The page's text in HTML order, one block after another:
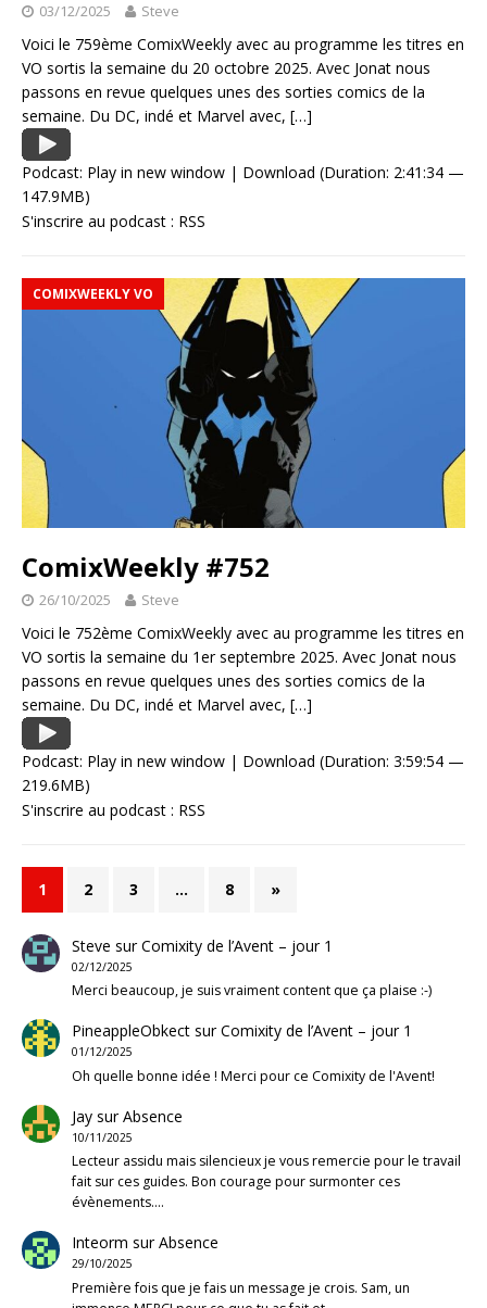
03/12/2025 Steve
Voici le 759ème ComixWeekly avec au programme les titres en
VO sortis la semaine du 20 octobre 2025. Avec Jonat nous
passons en revue quelques unes des sorties comics de la
semaine. Du DC, indé et Marvel avec, […]
Podcast: Play in new window | Download (Duration: 2:41:34 —
147.9MB)
S'inscrire au podcast : RSS
COMIXWEEKLY VO
ComixWeekly #752
26/10/2025 Steve
Voici le 752ème ComixWeekly avec au programme les titres en
VO sortis la semaine du 1er septembre 2025. Avec Jonat nous
passons en revue quelques unes des sorties comics de la
semaine. Du DC, indé et Marvel avec, […]
Podcast: Play in new window | Download (Duration: 3:59:54 —
219.6MB)
S'inscrire au podcast : RSS
1 2 3 … 8 »
Steve surComixity de l’Avent – jour 1
02/12/2025
Merci beaucoup, je suis vraiment content que ça plaise :-)
PineappleObkectsurComixity de l’Avent – jour 1
01/12/2025
Oh quelle bonne idée ! Merci pour ce Comixity de l'Avent!
JaysurAbsence
10/11/2025
Lecteur assidu mais silencieux je vous remercie pour le travail
fait sur ces guides. Bon courage pour surmonter ces
évènements.…
Inteorm surAbsence
29/10/2025
Première fois que je fais un message je crois. Sam, un